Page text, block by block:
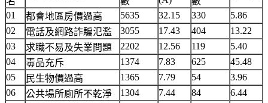
01 都會地區房價過高 5635 32.15 330
5.86
02
電話及網路詐騙氾濫 3055 17.43 404
13.22
03
求職不易及失業問題 2202 12.56 119
5.40
04
毒品充斥 1374 7.83 625
45.48
05
民生物價過高 1365 7.79 54
3.96
06
公共場所廁所不乾淨 1304 7.44 84 6.44